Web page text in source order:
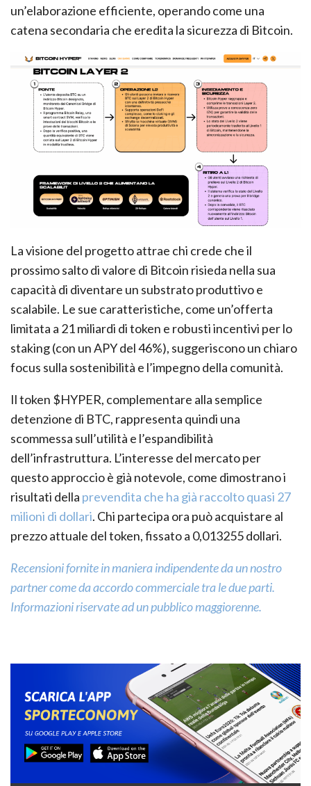
un’elaborazione efficiente, operando come una
catena secondaria che eredita la sicurezza di Bitcoin.
La visione del progetto attrae chi crede che il
prossimo salto di valore di Bitcoin risieda nella sua
capacità di diventare un substrato produttivo e
scalabile. Le sue caratteristiche, come un’offerta
limitata a 21 miliardi di token e robusti incentivi per lo
staking (con un APY del 46%), suggeriscono un chiaro
focus sulla sostenibilità e l’impegno della comunità.
Il token $HYPER, complementare alla semplice
detenzione di BTC, rappresenta quindi una
scommessa sull’utilità e l’espandibilità
dell’infrastruttura. L’interesse del mercato per
questo approccio è già notevole, come dimostrano i
risultati della prevendita che ha già raccolto quasi 27
milioni di dollari. Chi partecipa ora può acquistare al
prezzo attuale del token, fissato a 0,013255 dollari.
Recensioni fornite in maniera indipendente da un nostro
partner come da accordo commerciale tra le due parti.
Informazioni riservate ad un pubblico maggiorenne.